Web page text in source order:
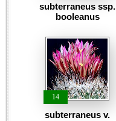
subterraneus ssp.
booleanus
14
subterraneus v.